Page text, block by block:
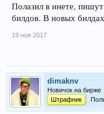
Полазил в инете,
билдов. В новых
19 ноя 2017
dimaknv
Новичок на бирже
Штрафник